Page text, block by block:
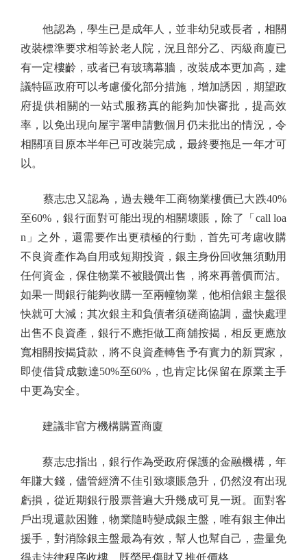
他認為，學生已是成年人，並非幼兒或長者，相關
改裝標準要求相等於老人院，況且部分乙、丙級商廈已
有一定樓齡，或者已有玻璃幕牆，改裝成本更加高，建
議特區政府可以考慮優化部分措施，增加誘因，期望政
府提供相關的一站式服務真的能夠加快審批，提高效
率，以免出現向屋宇署申請數個月仍未批出的情況，令
相關項目原本半年已可改裝完成，最終要拖足一年才可
以。
蔡志忠又認為，過去幾年工商物業樓價已大跌40%
至60%，銀行面對可能出現的相關壞賬，除了「call loa
n」之外，還需要作出更積極的行動，首先可考慮收購
不良資產作為自用或短期投資，銀主身份回收無須動用
任何資金，保住物業不被賤價出售，將來再善價而沽。
如果一間銀行能夠收購一至兩幢物業，他相信銀主盤很
快就可大減；其次銀主和負債者須磋商協調，盡快處理
出售不良資產，銀行不應拒做工商舖按揭，相反更應放
寬相關按揭貸款，將不良資產轉售予有實力的新買家，
即使借貸成數達50%至60%，也肯定比保留在原業主手
中更為安全。
建議非官方機構購置商廈
蔡志忠指出，銀行作為受政府保護的金融機構，年
年賺大錢，儘管經濟不佳引致壞賬急升，仍然沒有出現
虧損，從近期銀行股票普遍大升幾成可見一斑。面對客
戶出現還款困難，物業隨時變成銀主盤，唯有銀主伸出
援手，對消除銀主盤最為有效，幫人也幫自己，盡量免
得走法律程序收樓，既勞民傷財又推低價格。